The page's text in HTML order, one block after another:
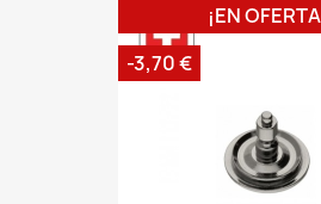
¡EN
-3,70 €